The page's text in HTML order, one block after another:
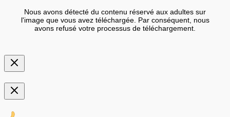
Nous avons détecté du contenu réservé aux adultes sur
l'image que vous avez téléchargée. Par conséquent, nous
avons refusé votre processus de téléchargement.